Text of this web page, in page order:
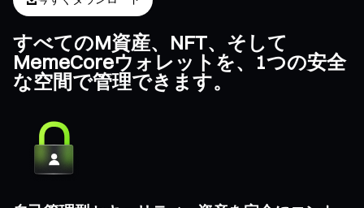
すべてのM資産、NFT、そして
MemeCoreウォレットを、1つの安全
な空間で管理できます。